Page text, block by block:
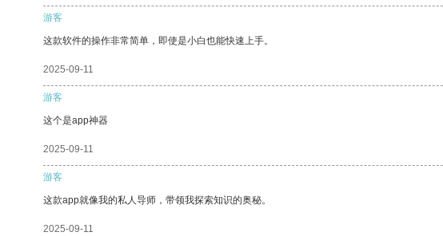
游客
这款软件的操作非常简单，即使是小白也能快速上手。
2025-09-11
游客
这个是app神器
2025-09-11
游客
这款app就像我的私人导师，带领我探索知识的奥秘。
2025-09-11